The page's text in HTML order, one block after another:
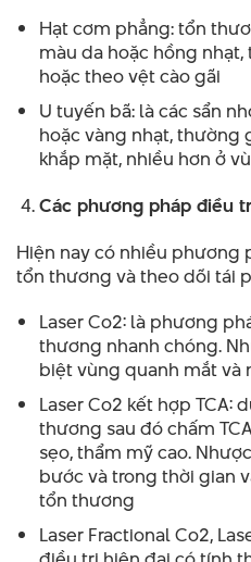
Hạt cơm phẳng: tổn
màu da hoặc hồng
hoặc theo vệt cào gãi
U tuyến bã: là các sẩn
hoặc vàng nhạt, thường
khắp mặt, nhiều hơn ở
Các phương pháp điều
Hiện nay có nhiều phương
tổn thương và theo dõi tái
Laser Co2: là phương
thương nhanh chóng.
biệt vùng quanh mắt và
Laser Co2 kết hợp TCA:
thương sau đó chấm
sẹo, thẩm mỹ cao.
bước và trong thời gian
tổn thương
Laser Fractional Co2,